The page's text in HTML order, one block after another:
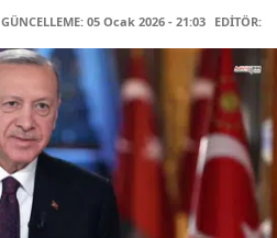
GÜNCELLEME: 05 Ocak 2026 - 21:03 EDİTÖR: